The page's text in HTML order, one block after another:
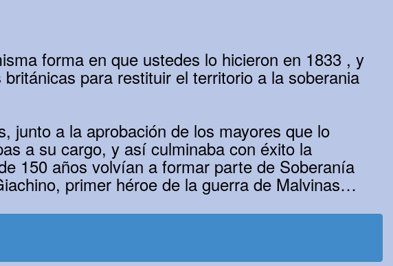
forma en que ustedes lo hicieron en 1833 , y
para restituir el territorio a la soberania
junto a la aprobación de los mayores que lo
a su cargo, y así culminaba con éxito la
150 años volvían a formar parte de Soberanía
primer héroe de la guerra de Malvinas…